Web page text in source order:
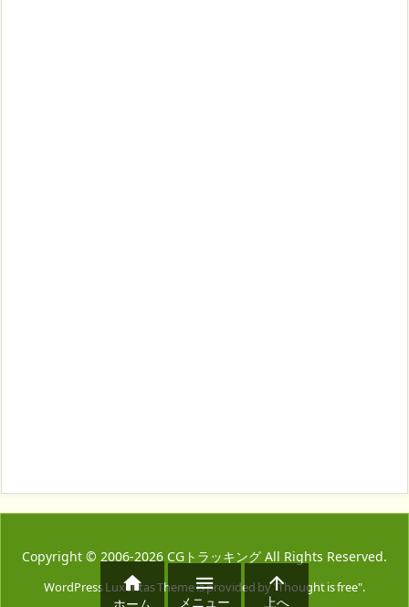
Copyright © 2006-2026 CGトラッキング All Rights Reserved.
WordPress Luxeritas Theme is provided by "Thought is free".
 
メニュー

上へ